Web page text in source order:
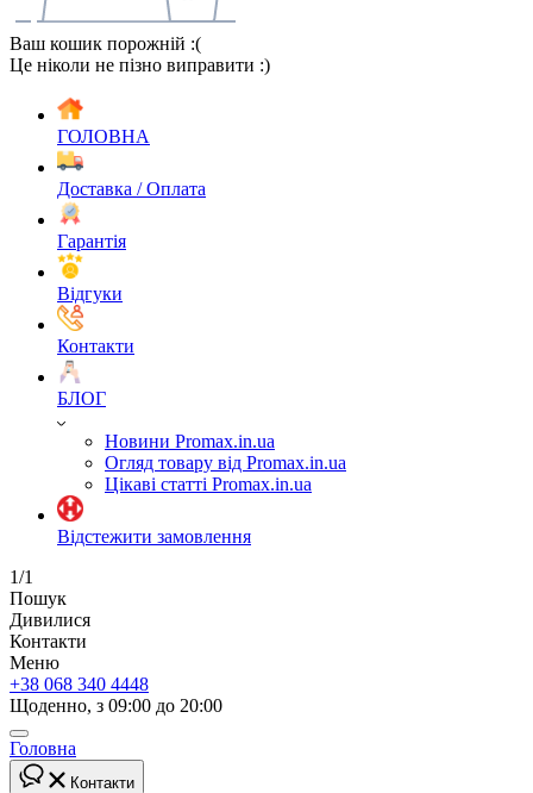
Ваш кошик порожній :(
Це ніколи не пізно виправити :)
ГОЛОВНА
Доставка / Оплата
Гарантія
Відгуки
Контакти
БЛОГ
Новини Promax.in.ua
Огляд товару від Promax.in.ua
Цікаві статті Promax.in.ua
Відстежити замовлення
1/1
Пошук
Дивилися
Контакти
Меню
+38 068 340 4448
Щоденно, з 09:00 до 20:00
Головна
Контакти